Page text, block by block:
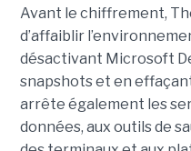
Avant le chiffrement,
d’affaiblir
désactivant Microsoft
snapshots et en effaçant
arrête également les
données, aux outils de